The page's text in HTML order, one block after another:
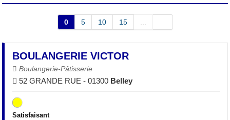
0 5 10 15
BOULANGERIE VICTOR
Boulangerie-Pâtisserie
52 GRANDE RUE - 01300 Belley
Satisfaisant